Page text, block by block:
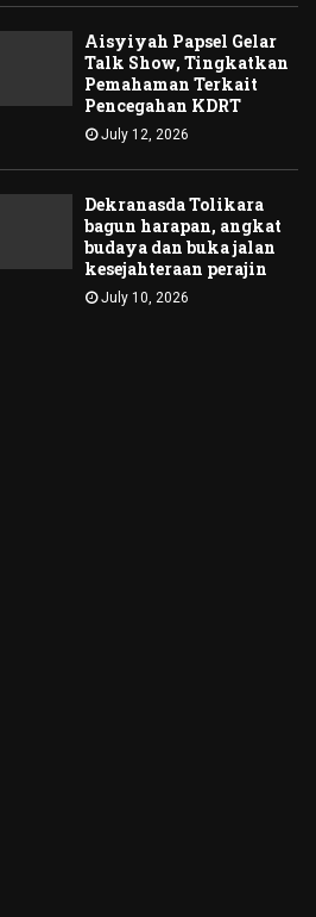
Aisyiyah Papsel Gelar
Talk Show, Tingkatkan
Pemahaman Terkait
Pencegahan KDRT
July 12, 2026
Dekranasda Tolikara
bagun harapan, angkat
budaya dan buka jalan
kesejahteraan perajin
July 10, 2026